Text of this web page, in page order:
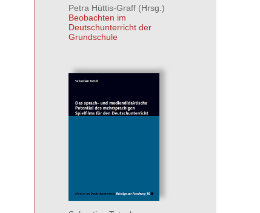
Petra Hüttis-Graff (Hrsg.)
Beobachten im
Deutschunterricht der
Grundschule